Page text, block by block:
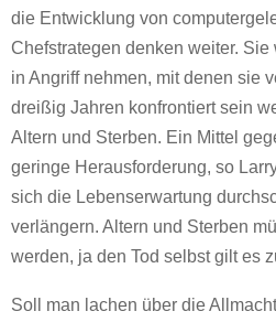
die Entwicklung von
Chefstrategen denken weiter.
in Angriff nehmen, mit denen sie
dreißig Jahren konfrontiert sein
Altern und Sterben. Ein Mittel
geringe Herausforderung, so
sich die Lebenserwartung
verlängern. Altern und Sterben
werden, ja den Tod selbst gilt es
Soll man lachen über die